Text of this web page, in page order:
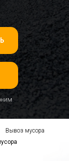
Вывоз мусора